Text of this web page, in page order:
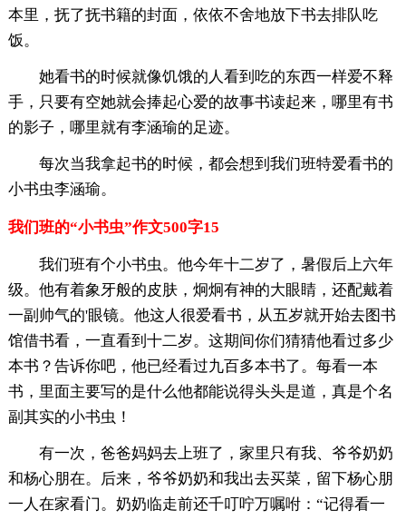
本里，抚了抚书籍的封面，依依不舍地放下书去排队吃
饭。
她看书的时候就像饥饿的人看到吃的东西一样爱不释
手，只要有空她就会捧起心爱的故事书读起来，哪里有书
的影子，哪里就有李涵瑜的足迹。
每次当我拿起书的时候，都会想到我们班特爱看书的
小书虫李涵瑜。
我们班的“小书虫”作文500字15
我们班有个小书虫。他今年十二岁了，暑假后上六年
级。他有着象牙般的皮肤，炯炯有神的大眼睛，还配戴着
一副帅气的'眼镜。他这人很爱看书，从五岁就开始去图书
馆借书看，一直看到十二岁。这期间你们猜猜他看过多少
本书？告诉你吧，他已经看过九百多本书了。每看一本
书，里面主要写的是什么他都能说得头头是道，真是个名
副其实的小书虫！
有一次，爸爸妈妈去上班了，家里只有我、爷爷奶奶
和杨心朋在。后来，爷爷奶奶和我出去买菜，留下杨心朋
一人在家看门。奶奶临走前还千叮咛万嘱咐：“记得看一